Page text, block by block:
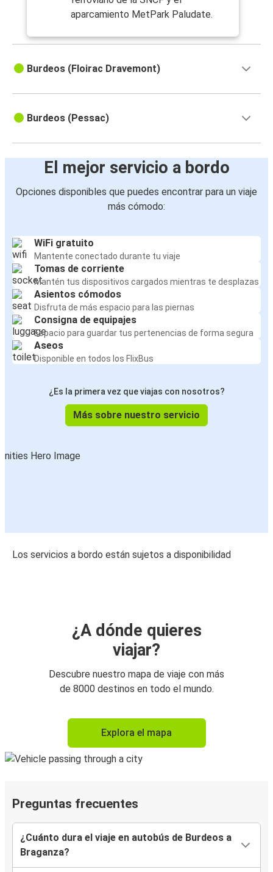
aparcamiento MetPark Paludate.
Burdeos (Floirac Dravemont)
Burdeos (Pessac)
El mejor servicio a bordo
Opciones disponibles que puedes encontrar para un viaje
más cómodo:
WiFi gratuito
Mantente conectado durante tu viaje
Tomas de corriente
Mantén tus dispositivos cargados mientras te desplazas
Asientos cómodos
Disfruta de más espacio para las piernas
Consigna de equipajes
Espacio para guardar tus pertenencias de forma segura
Aseos
Disponible en todos los FlixBus
¿Es la primera vez que viajas con nosotros?
Más sobre nuestro servicio
Los servicios a bordo están sujetos a disponibilidad
¿A dónde quieres
viajar?
Descubre nuestro mapa de viaje con más
de 8000 destinos en todo el mundo.
Explora el mapa
Preguntas frecuentes
¿Cuánto dura el viaje en autobús de Burdeos a
Braganza?